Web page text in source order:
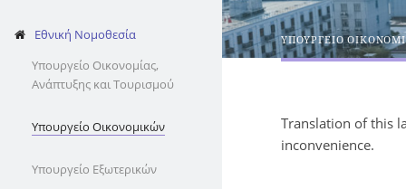
Εθνική Νομοθεσία
Υπουργείο Οικονομίας,
Ανάπτυξης και Τουρισμού
Υπουργείο Οικονομικών
Υπουργείο Εξωτερικών
ΥΠΟΥΡΓΕΙΟ
Translation of this
inconvenience.